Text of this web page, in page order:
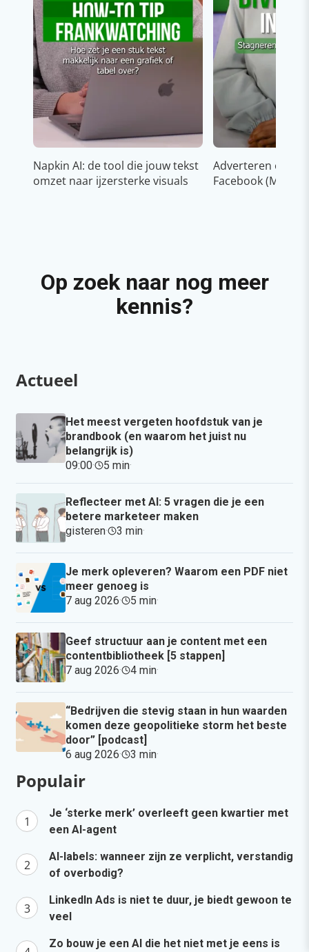
Napkin AI: de tool die jouw tekst
omzet naar ijzersterke visuals
Adverteren op
Facebook (Meta)
Op zoek naar nog meer
kennis?
Actueel
Het meest vergeten hoofdstuk van je
brandbook (en waarom het juist nu
belangrijk is)
09:00· 5 min·
Reflecteer met AI: 5 vragen die je een
betere marketeer maken
gisteren· 3 min·
Je merk opleveren? Waarom een PDF niet
meer genoeg is
7 aug 2026· 5 min·
Geef structuur aan je content met een
contentbibliotheek [5 stappen]
7 aug 2026· 4 min·
“Bedrijven die stevig staan in hun waarden
komen deze geopolitieke storm het beste
door” [podcast]
6 aug 2026· 3 min·
Populair
Je ‘sterke merk’ overleeft geen kwartier met
een AI-agent
AI-labels: wanneer zijn ze verplicht, verstandig
of overbodig?
LinkedIn Ads is niet te duur, je biedt gewoon te
veel
Zo bouw je een AI die het niet met je eens is